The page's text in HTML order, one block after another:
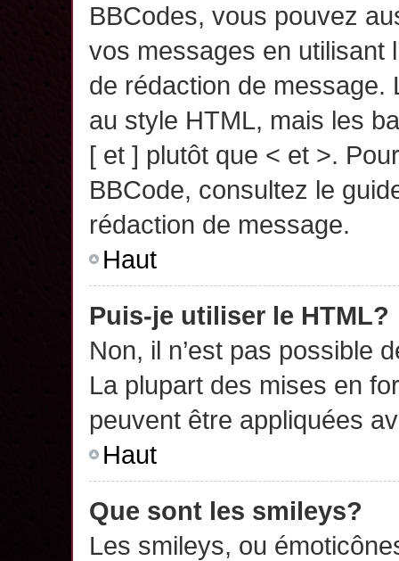
BBCodes, vous pouvez
vos messages en utilisant
de rédaction de message.
au style HTML, mais les
[ et ] plutôt que < et >.
BBCode, consultez le
rédaction de message.
Haut
Puis-je utiliser le HTML?
Non, il n’est pas possible
La plupart des mises en
peuvent être appliquées
Haut
Que sont les smileys?
Les smileys, ou